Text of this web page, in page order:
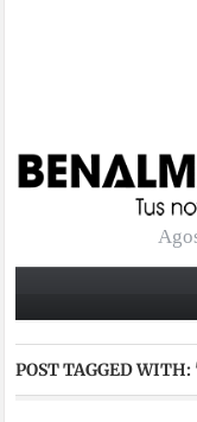
POST TAGGED WITH: